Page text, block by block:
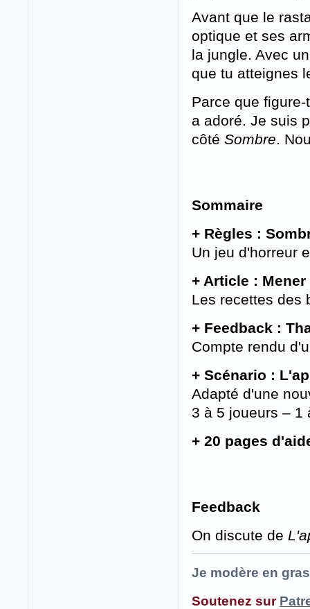
Avant que le
optique et ses
la jungle. Avec
que tu atteignes
Parce que
a adoré. Je suis
côté Sombre.
Sommaire
+ Règles :
Un jeu d'horreur
+ Article : Mener
Les recettes des
+ Feedback :
Compte rendu
+ Scénario :
Adapté d'une
3 à 5 joueurs – 1
+ 20 pages
Feedback
On discute de
Je modère en
Soutenez sur